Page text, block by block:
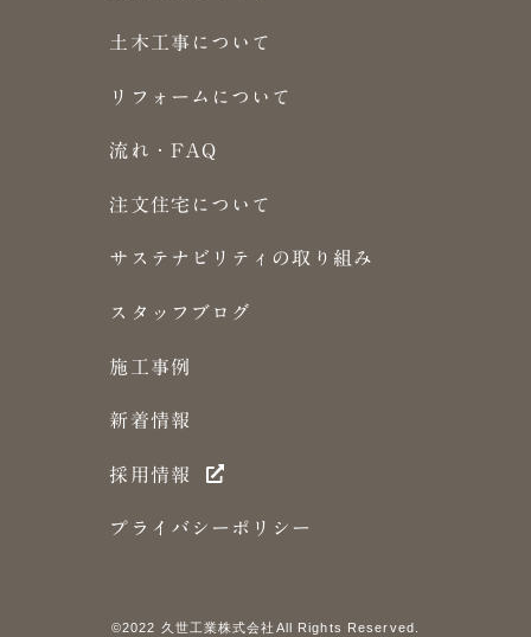
土木工事について
リフォームについて
流れ・FAQ
注文住宅について
サステナビリティの取り組み
スタッフブログ
施工事例
新着情報
採用情報
プライバシーポリシー
©2022 久世工業株式会社All Rights Reserved.